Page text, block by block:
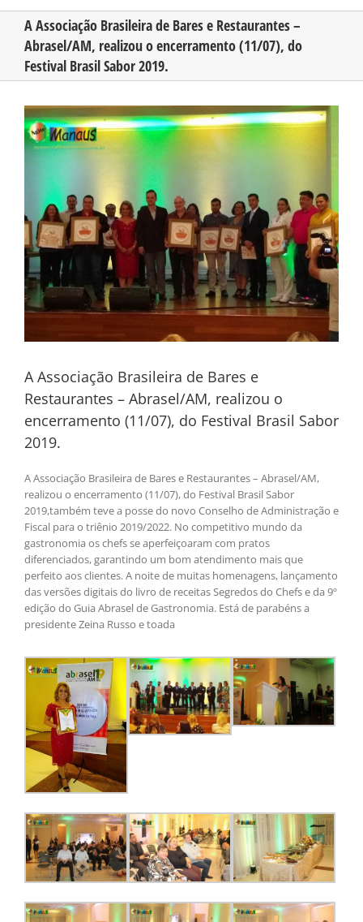
CONHEÇA O AMAZONAS
PUBLICIDADE
CONTATO
A Associação Brasileira de Bares e Restaurantes –
Abrasel/AM, realizou o encerramento (11/07), do
Festival Brasil Sabor 2019.
View
Larger
Image
A Associação Brasileira de Bares e
Restaurantes – Abrasel/AM, realizou o
encerramento (11/07), do Festival Brasil Sabor
2019.
A Associação Brasileira de Bares e Restaurantes – Abrasel/AM,
realizou o encerramento (11/07), do Festival Brasil Sabor
2019,também teve a posse do novo Conselho de Administração e
Fiscal para o triênio 2019/2022. No competitivo mundo da
gastronomia os chefs se aperfeiçoaram com pratos
diferenciados, garantindo um bom atendimento mais que
perfeito aos clientes. A noite de muitas homenagens, lançamento
das versões digitais do livro de receitas Segredos do Chefs e da 9º
edição do Guia Abrasel de Gastronomia. Está de parabéns a
presidente Zeina Russo e toada